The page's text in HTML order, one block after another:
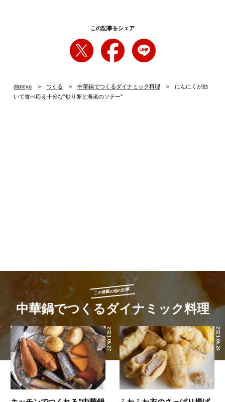
この記事をシェア
dancyu つくる 中華鍋でつくるダイナミック料理
にんにくが効
いて食べ応え十分な"炒り卵と海老のソテー"
この連載の他の記事
中華鍋でつくるダイナミック料理
2021.06.27 2021.06.24